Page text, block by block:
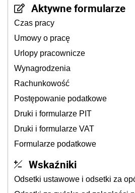
Aktywne formularze
Czas pracy
Umowy o pracę
Urlopy pracownicze
Wynagrodzenia
Rachunkowość
Postępowanie podatkowe
Druki i formularze PIT
Druki i formularze VAT
Formularze podatkowe
Wskaźniki
Odsetki ustawowe i odsetki za